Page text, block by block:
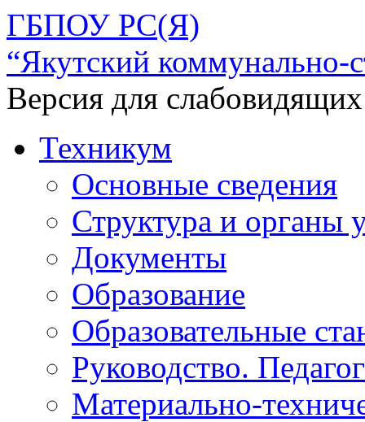
ГБПОУ РС(Я)
“Якутский коммунально-
Версия для слабовидящих
Техникум
Основные сведения
Структура и органы
Документы
Образование
Образовательные
Руководство.
Материально-